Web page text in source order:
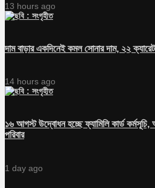
13 hours ago
দাম বাড়ার একদিনেই কমল সোনার দাম, ২২
14 hours ago
১৬ আগস্ট উদ্বোধন হচ্ছে ফ্যামিলি কার্ড
পরিবার
1 day ago